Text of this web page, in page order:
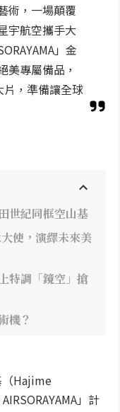
術，一場顛覆
宇航空攜手大
」金
美專屬備品，
，準備讓全球
世紀同框空山基
使，演繹未來美
特調「鏡空」搶
機？
（Hajime
」計